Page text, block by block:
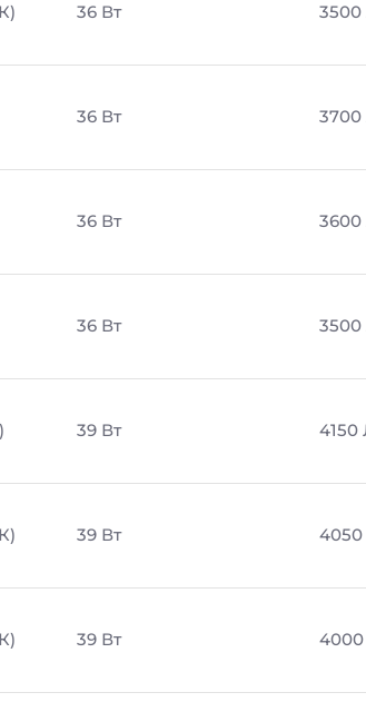
36 Вт
36 Вт
36 Вт
36 Вт
39 Вт 4150
39 Вт
39 Вт